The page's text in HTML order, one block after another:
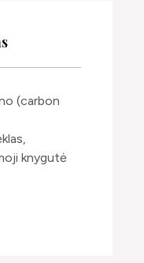
(carbon
knygutė